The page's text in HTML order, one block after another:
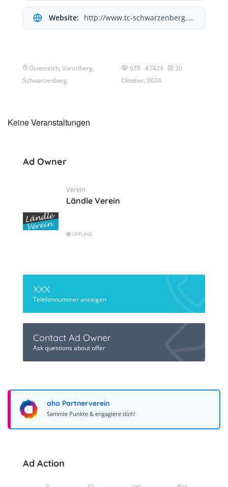
Website: http://www.tc-schwarzenberg.at/
Österreich, Vorarlberg,
Schwarzenberg
679 #7424
30
Oktober, 2024
Keine Veranstaltungen
Ad Owner
Verein
Ländle Verein
OFFLINE
XXX
Telefonnummer anzeigen
Contact Ad Owner
Ask questions about offer
aha Partnerverein
Sammle Punkte & engagiere dich!
Ad Action